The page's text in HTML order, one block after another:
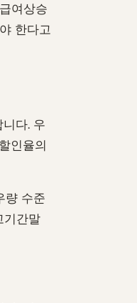
여상승
한다고
다. 우
인율의
량 수준
기간말